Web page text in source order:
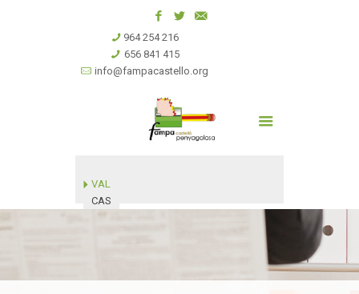
964 254 216
656 841 415
info@fampacastello.org
VAL
CAS